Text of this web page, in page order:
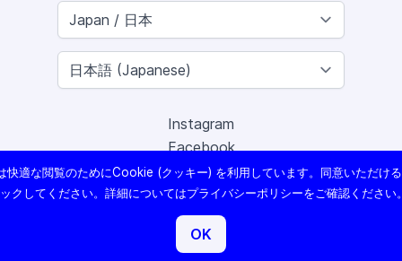
Instagram
Facebook
X (Twitter)
Youtube
Lomography
快適な閲覧のためにCookie (クッキー) を利用しています。同意いただける
ックしてください。詳細についてはプライバシーポリシーをご確認ください。
OK